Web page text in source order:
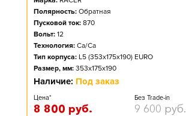
Полярность: Обратная
Пусковой ток: 870
Вольт: 12
Технология: Ca/Ca
Тип корпуса: L5 (353x175x190) EURO
Размер, мм: 353x175x190
Наличие: Под заказ
Цена*
8 800 руб.
Без Trade-in
9 600 руб.